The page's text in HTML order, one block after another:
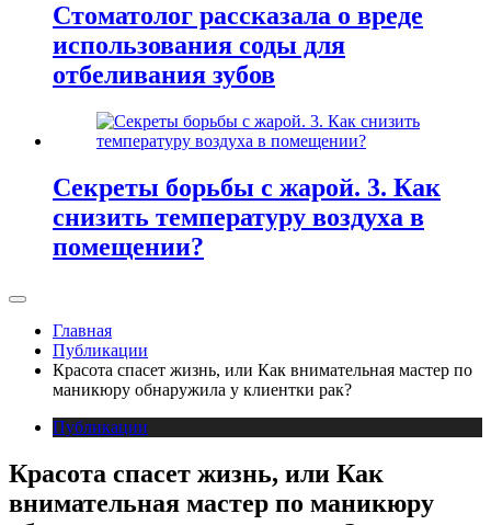
Стоматолог рассказала о вреде
использования соды для
отбеливания зубов
Секреты борьбы с жарой. 3. Как
снизить температуру воздуха в
помещении?
Главная
Публикации
Красота спасет жизнь, или Как внимательная мастер по
маникюру обнаружила у клиентки рак?
Публикации
Красота спасет жизнь, или Как
внимательная мастер по маникюру